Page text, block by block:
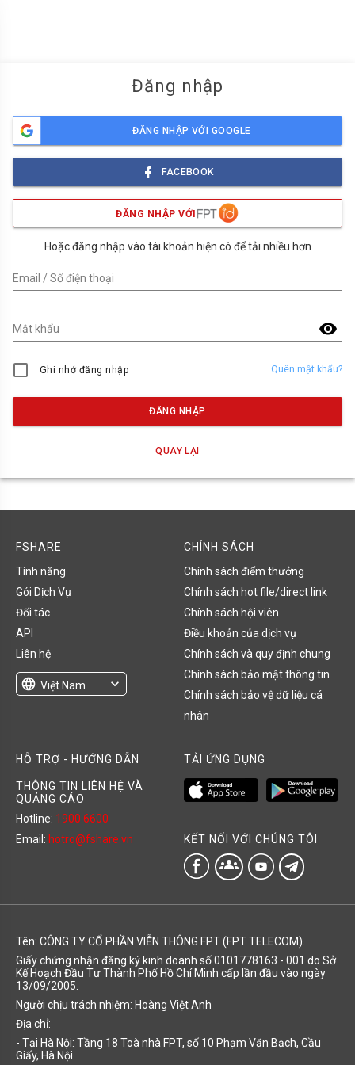
Đăng nhập
ĐĂNG NHẬP VỚI GOOGLE
FACEBOOK
ĐĂNG NHẬP VỚI
Hoặc đăng nhập vào tài khoản hiện có để tải nhiều hơn
Email / Số điện thoại
visibility
Mật khẩu
Ghi nhớ đăng nhập Quên mật khẩu?
ĐĂNG NHẬP
QUAY LẠI
FSHARE
Tính năng
Gói Dịch Vụ
Đối tác
API
Liên hệ
language Việt Nam
expand_more
CHÍNH SÁCH
Chính sách điểm thưởng
Chính sách hot file/direct link
Chính sách hội viên
Điều khoản của dịch vụ
Chính sách và quy định chung
Chính sách bảo mật thông tin
Chính sách bảo vệ dữ liệu cá
nhân
HỖ TRỢ - HƯỚNG DẪN
THÔNG TIN LIÊN HỆ VÀ
QUẢNG CÁO
Hotline: 1900 6600
Email: hotro@fshare.vn
TẢI ỨNG DỤNG
KẾT NỐI VỚI CHÚNG TÔI
groups
Tên: CÔNG TY CỔ PHẦN VIỄN THÔNG FPT (FPT TELECOM).
Giấy chứng nhận đăng ký kinh doanh số 0101778163 - 001 do Sở
Kế Hoạch Đầu Tư Thành Phố Hồ Chí Minh cấp lần đầu vào ngày
13/09/2005.
Người chịu trách nhiệm: Hoàng Việt Anh
Địa chỉ:
- Tại Hà Nội: Tầng 18 Toà nhà FPT, số 10 Phạm Văn Bạch, Cầu
Giấy, Hà Nội.